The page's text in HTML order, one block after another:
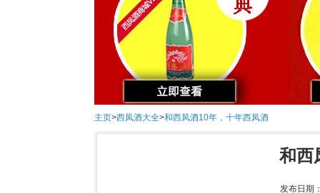
主页>西凤酒大全>和西凤酒10年，十年西凤酒
和西
发布日期